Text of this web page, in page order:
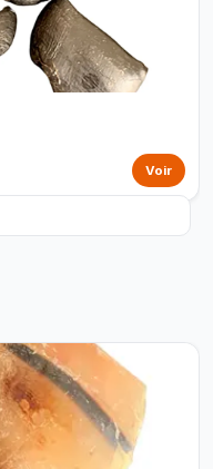
Voir